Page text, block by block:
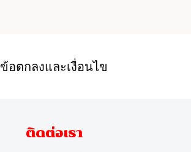
ข้อตกลงและเงื่อนไข
ติดต่อเรา